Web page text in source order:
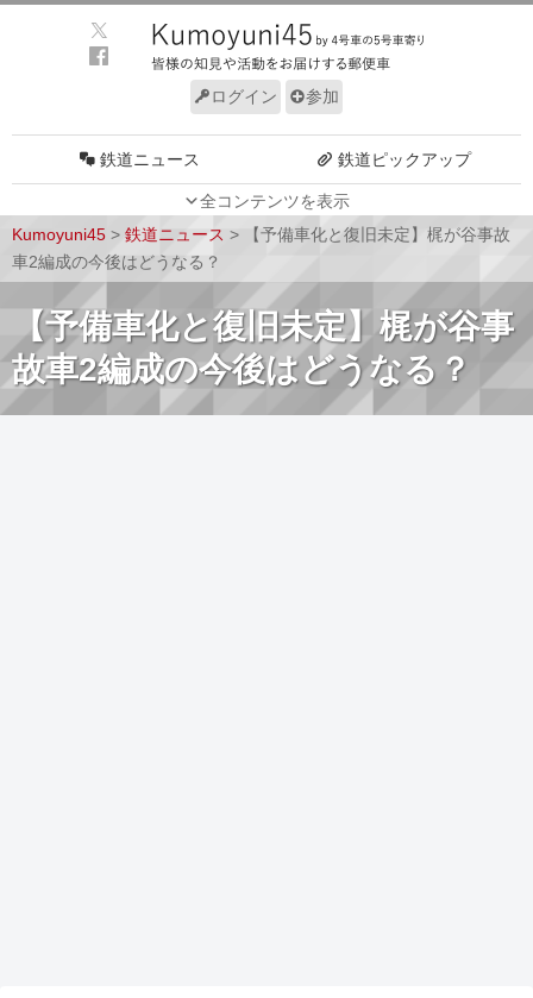
ログイン 参加
全コンテンツを表示
鉄道ニュース 鉄道ピックアップ
車両技術
Kumoyuni45 > 鉄道ニュース >
【予備車化と復旧未定】梶が谷事故
車2編成の今後はどうなる？
【予備車化と復旧未定】梶が谷事
故車2編成の今後はどうなる？